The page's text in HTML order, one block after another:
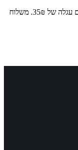
לקהל לקוחותינו, מינימום הזמנה באתר הוא סכום עגלה של 35₪. משלוח